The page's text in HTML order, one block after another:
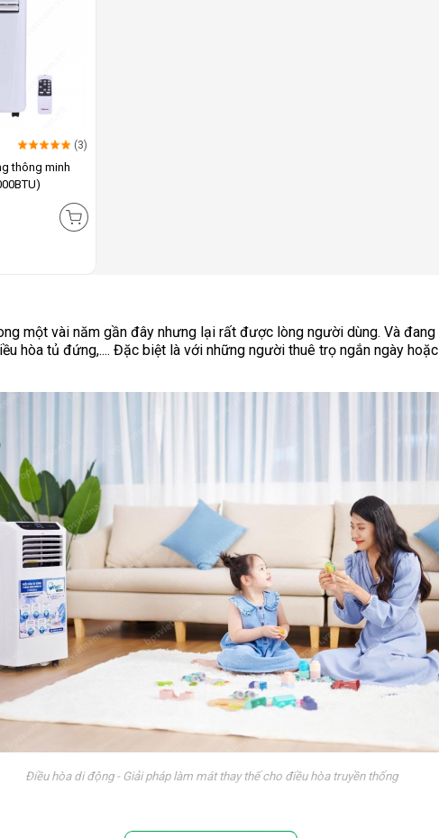
(3)
thông minh
một vài năm gần đây nhưng lại rất được lòng người dùng. Và
hòa tủ đứng,.... Đặc biệt là với những người thuê trọ ngắn ngày
Điều hòa di động - Giải pháp làm mát thay thế cho điều hòa truyền thống